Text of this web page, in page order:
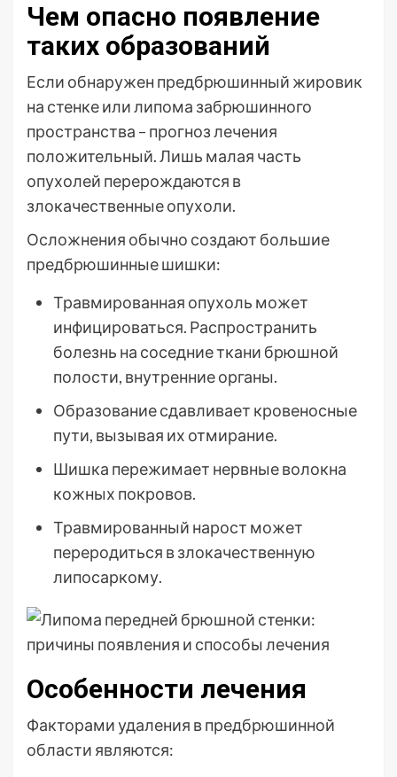
Чем опасно появление
таких образований
Если обнаружен предбрюшинный жировик
на стенке или липома забрюшинного
пространства – прогноз лечения
положительный. Лишь малая часть
опухолей перерождаются в
злокачественные опухоли.
Осложнения обычно создают большие
предбрюшинные шишки:
Травмированная опухоль может
инфицироваться. Распространить
болезнь на соседние ткани брюшной
полости, внутренние органы.
Образование сдавливает кровеносные
пути, вызывая их отмирание.
Шишка пережимает нервные волокна
кожных покровов.
Травмированный нарост может
переродиться в злокачественную
липосаркому.
Особенности лечения
Факторами удаления в предбрюшинной
области являются: